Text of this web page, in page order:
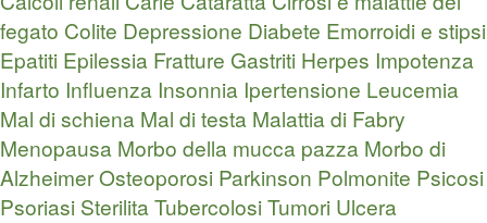
fegato Colite Depressione Diabete Emorroidi e stipsi
Epatiti Epilessia Fratture Gastriti Herpes Impotenza
Infarto Influenza Insonnia Ipertensione Leucemia
Mal di schiena Mal di testa Malattia di Fabry
Menopausa Morbo della mucca pazza Morbo di
AlzheimerOsteoporosi Parkinson Polmonite Psicosi
Psoriasi SterilitaTubercolosiTumori Ulcera